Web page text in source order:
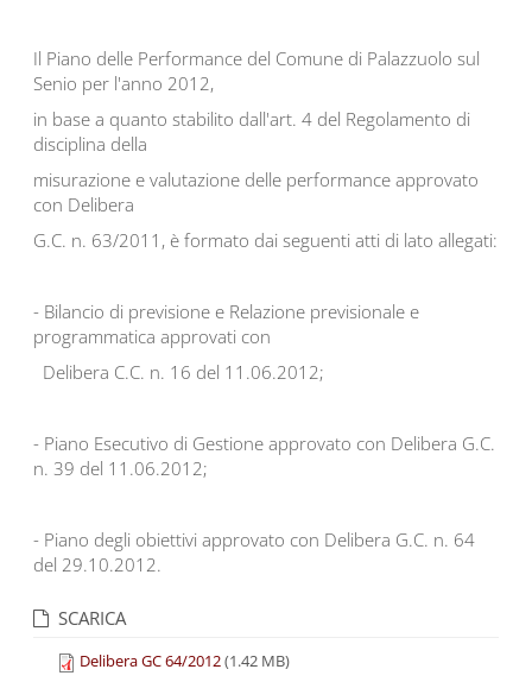
Il Piano delle Performance del Comune di Palazzuolo sul
Senio per l'anno 2012,
in base a quanto stabilito dall'art. 4 del Regolamento di
disciplina della
misurazione e valutazione delle performance approvato
con Delibera
G.C. n. 63/2011, è formato dai seguenti atti di lato allegati:
- Bilancio di previsione e Relazione previsionale e
programmatica approvati con
Delibera C.C. n. 16 del 11.06.2012;
- Piano Esecutivo di Gestione approvato con Delibera G.C.
n. 39 del 11.06.2012;
- Piano degli obiettivi approvato con Delibera G.C. n. 64
del 29.10.2012.
SCARICA
Delibera GC 64/2012(1.42 MB)